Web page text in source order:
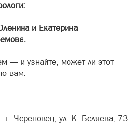
и Екатерина
— и узнайте, может ли этот
вам.
Череповец, ул. К. Беляева, 73